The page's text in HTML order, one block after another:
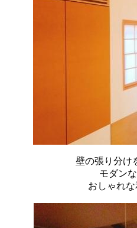
壁の張り分け
モダン
おしゃれ